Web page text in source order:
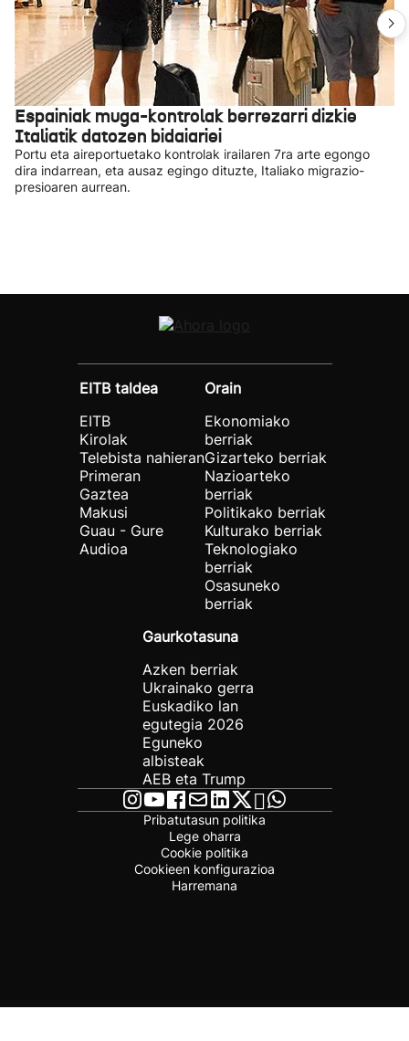
Espainiak muga-kontrolak berrezarri dizkie
Italiatik datozen bidaiariei
Portu eta aireportuetako kontrolak irailaren 7ra arte egongo
dira indarrean, eta ausaz egingo dituzte, Italiako migrazio-
presioaren aurrean.
EITB taldea
EITB
Kirolak
Telebista nahieran
Primeran
Gaztea
Makusi
Guau - Gure
Audioa
Orain
Ekonomiako
berriak
Gizarteko berriak
Nazioarteko
berriak
Politikako berriak
Kulturako berriak
Teknologiako
berriak
Osasuneko
berriak
Gaurkotasuna
Azken berriak
Ukrainako gerra
Euskadiko lan
egutegia 2026
Eguneko
albisteak
AEB eta Trump
Pribatutasun politika
Lege oharra
Cookie politika
Cookieen konfigurazioa
Harremana